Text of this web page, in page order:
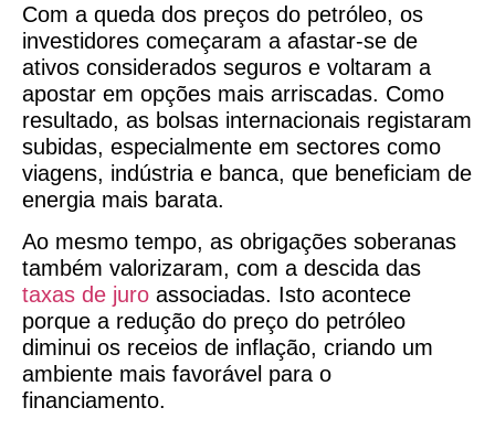
Com a queda dos preços do petróleo, os
investidores começaram a afastar-se de
ativos considerados seguros e voltaram a
apostar em opções mais arriscadas. Como
resultado, as bolsas internacionais registaram
subidas, especialmente em sectores como
viagens, indústria e banca, que beneficiam de
energia mais barata.
Ao mesmo tempo, as obrigações soberanas
também valorizaram, com a descida das
taxas de juro associadas. Isto acontece
porque a redução do preço do petróleo
diminui os receios de inflação, criando um
ambiente mais favorável para o
financiamento.